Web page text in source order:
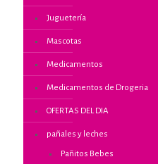
Juguetería
Mascotas
Medicamentos
Medicamentos de Drogeria
OFERTAS DEL DIA
pañales y leches
Pañitos Bebes